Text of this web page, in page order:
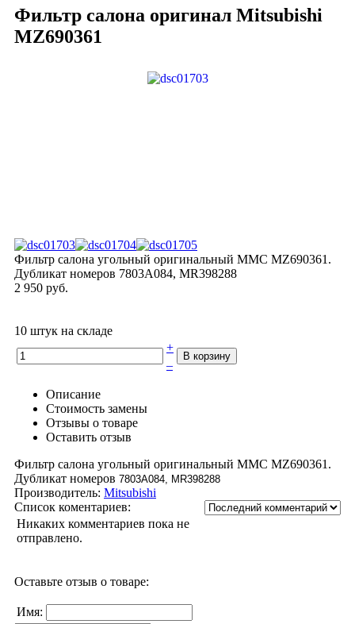
Фильтр салона оригинал Mitsubishi
MZ690361
Фильтр салона угольный оригинальный MMC MZ690361.
Дубликат номеров 7803A084, MR398288
2 950 руб.
10 штук на складе
+
–
Описание
Стоимость замены
Отзывы о товаре
Оставить отзыв
Фильтр салона угольный оригинальный MMC MZ690361.
Дубликат номеров 7803A084, MR398288
Производитель: Mitsubishi
Список коментариев:
Никаких комментариев пока не
отправлено.
Оставьте отзыв о товаре:
Имя: